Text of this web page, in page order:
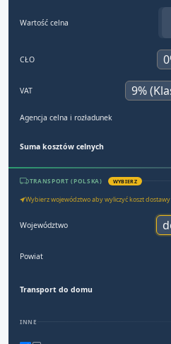
Wartość celna
CŁO
VAT
Agencja celna i rozładunek
Suma kosztów celnych
TRANSPORT (POLSKA) WYBIERZ
Wybierz województwo aby wyliczyć koszt dostawy
Województwo
Powiat
Transport do domu
INNE